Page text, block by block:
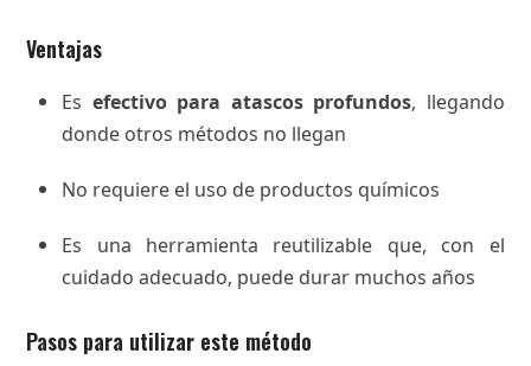
Ventajas
Es efectivo para atascos profundos, llegando
donde otros métodos no llegan
No requiere el uso de productos químicos
Es una herramienta reutilizable que, con el
cuidado adecuado, puede durar muchos años
Pasos para utilizar este método